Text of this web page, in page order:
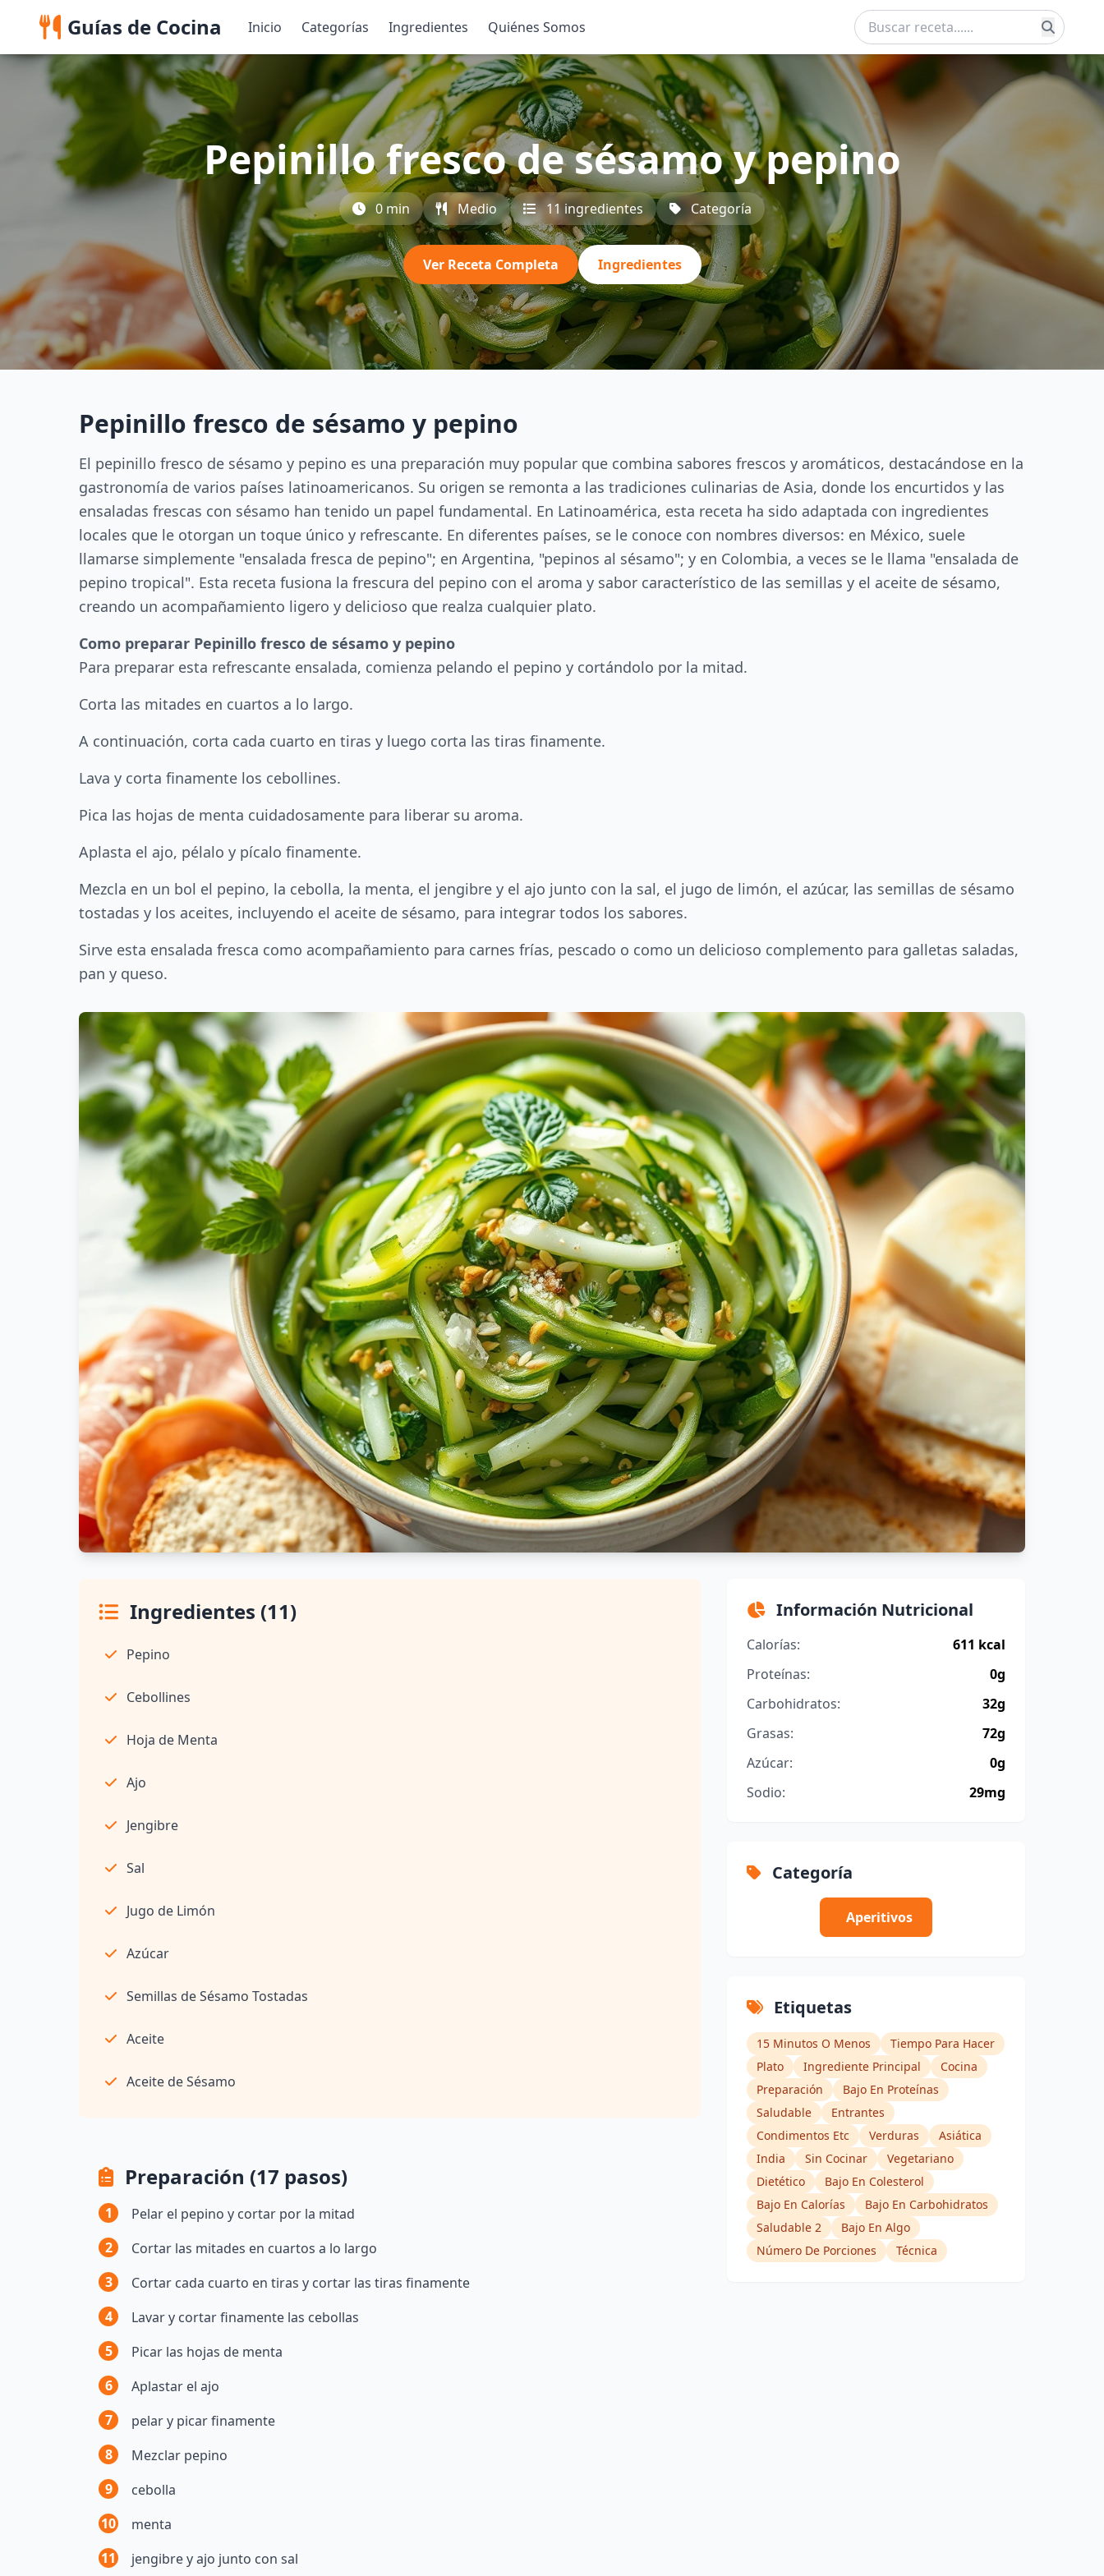
Guías de Cocina Inicio Categorías Ingredientes Quiénes Somos
Pepinillo fresco de sésamo y pepino
0 min Medio 11 ingredientes Categoría
Ver Receta Completa Ingredientes
Pepinillo fresco de sésamo y pepino
El pepinillo fresco de sésamo y pepino es una preparación muy popular que combina sabores frescos y aromáticos, destacándose en la
gastronomía de varios países latinoamericanos. Su origen se remonta a las tradiciones culinarias de Asia, donde los encurtidos y las
ensaladas frescas con sésamo han tenido un papel fundamental. En Latinoamérica, esta receta ha sido adaptada con ingredientes
locales que le otorgan un toque único y refrescante. En diferentes países, se le conoce con nombres diversos: en México, suele
llamarse simplemente "ensalada fresca de pepino"; en Argentina, "pepinos al sésamo"; y en Colombia, a veces se le llama "ensalada de
pepino tropical". Esta receta fusiona la frescura del pepino con el aroma y sabor característico de las semillas y el aceite de sésamo,
creando un acompañamiento ligero y delicioso que realza cualquier plato.
Como preparar Pepinillo fresco de sésamo y pepino
Para preparar esta refrescante ensalada, comienza pelando el pepino y cortándolo por la mitad.
Corta las mitades en cuartos a lo largo.
A continuación, corta cada cuarto en tiras y luego corta las tiras finamente.
Lava y corta finamente los cebollines.
Pica las hojas de menta cuidadosamente para liberar su aroma.
Aplasta el ajo, pélalo y pícalo finamente.
Mezcla en un bol el pepino, la cebolla, la menta, el jengibre y el ajo junto con la sal, el jugo de limón, el azúcar, las semillas de sésamo
tostadas y los aceites, incluyendo el aceite de sésamo, para integrar todos los sabores.
Sirve esta ensalada fresca como acompañamiento para carnes frías, pescado o como un delicioso complemento para galletas saladas,
pan y queso.
Ingredientes (11)
Pepino
Cebollines
Hoja de Menta
Ajo
Jengibre
Sal
Jugo de Limón
Azúcar
Semillas de Sésamo Tostadas
Aceite
Aceite de Sésamo
Preparación (17 pasos)
1
Pelar el pepino y cortar por la mitad
2
Cortar las mitades en cuartos a lo largo
3
Cortar cada cuarto en tiras y cortar las tiras finamente
4
Lavar y cortar finamente las cebollas
5
Picar las hojas de menta
6
Aplastar el ajo
7
pelar y picar finamente
8
Mezclar pepino
9
cebolla
10
menta
11
jengibre y ajo junto con sal
Información Nutricional
Calorías:
611 kcal
Proteínas:
0g
Carbohidratos:
32g
Grasas:
72g
Azúcar:
0g
Sodio:
29mg
Categoría
Aperitivos
Etiquetas
15 Minutos O Menos
Tiempo Para Hacer
Plato
Ingrediente Principal
Cocina
Preparación
Bajo En Proteínas
Saludable
Entrantes
Condimentos Etc
Verduras
Asiática
India
Sin Cocinar
Vegetariano
Dietético
Bajo En Colesterol
Bajo En Calorías
Bajo En Carbohidratos
Saludable 2
Bajo En Algo
Número De Porciones
Técnica